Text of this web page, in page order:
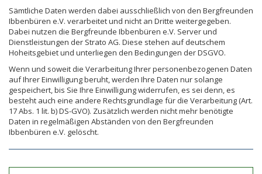
Sämtliche Daten werden dabei ausschließlich von den Bergfreunden
Ibbenbüren e.V. verarbeitet und nicht an Dritte weitergegeben.
Dabei nutzen die Bergfreunde Ibbenbüren e.V. Server und
Dienstleistungen der Strato AG. Diese stehen auf deutschem
Hoheitsgebiet und unterliegen den Bedingungen der DSGVO.
Wenn und soweit die Verarbeitung Ihrer personenbezogenen Daten
auf Ihrer Einwilligung beruht, werden Ihre Daten nur solange
gespeichert, bis Sie Ihre Einwilligung widerrufen, es sei denn, es
besteht auch eine andere Rechtsgrundlage für die Verarbeitung (Art.
17 Abs. 1 lit. b) DS-GVO). Zusätzlich werden nicht mehr benötigte
Daten in regelmäßigen Abständen von den Bergfreunden
Ibbenbüren e.V. gelöscht.